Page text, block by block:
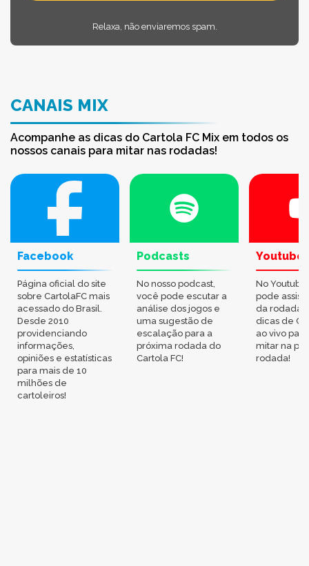
Relaxa, não enviaremos spam.
CANAIS MIX
Acompanhe as dicas do Cartola FC Mix em todos os
nossos canais para mitar nas rodadas!
Facebook
Página oficial do site
sobre CartolaFC mais
acessado do Brasil.
Desde 2010
providenciando
informações,
opiniões e estatísticas
para mais de 10
milhões de
cartoleiros!
Podcasts
No nosso podcast,
você pode escutar a
análise dos jogos e
uma sugestão de
escalação para a
próxima rodada do
Cartola FC!
Youtube
No
pode
da rodada,
dicas de
ao vivo
mitar na
rodada!